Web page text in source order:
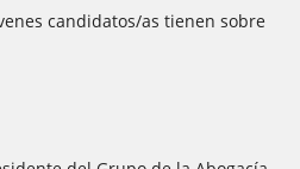
candidatos/as tienen sobre